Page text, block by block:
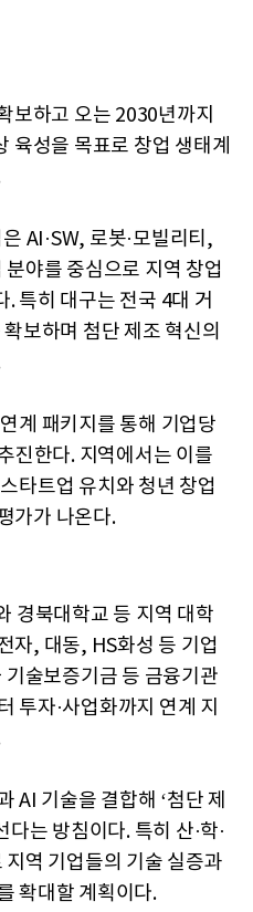
보하고 오는 2030년까지
육성을 목표로 창업 생태계
AI·SW, 로봇·모빌리티,
야를 중심으로 지역 창업
특히 대구는 전국 4대 거
보하며 첨단 제조 혁신의
계 패키지를 통해 기업당
진한다. 지역에서는 이를
타트업 유치와 청년 창업
가가 나온다.
경북대학교 등 지역 대학
자, 대동, HS화성 등 기업
술보증기금 등 금융기관
투자·사업화까지 연계 지
AI 기술을 결합해 ‘첨단 제
다는 방침이다. 특히 산·학·
지역 기업들의 기술 실증과
확대할 계획이다.